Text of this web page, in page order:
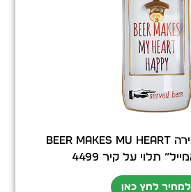
פותחן בקבוקי בירה BEER MAKES MU HEART
למחיר לחץ כאן